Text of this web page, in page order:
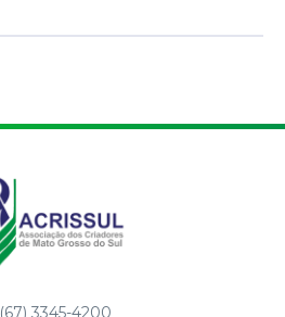
(67) 3345-4200